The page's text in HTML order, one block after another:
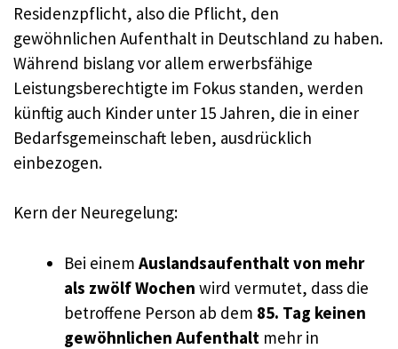
Residenzpflicht, also die Pflicht, den
gewöhnlichen Aufenthalt in Deutschland zu haben.
Während bislang vor allem erwerbsfähige
Leistungsberechtigte im Fokus standen, werden
künftig auch Kinder unter 15 Jahren, die in einer
Bedarfsgemeinschaft leben, ausdrücklich
einbezogen.
Kern der Neuregelung:
Bei einem Auslandsaufenthalt von mehr
als zwölf Wochen wird vermutet, dass die
betroffene Person ab dem 85. Tag keinen
gewöhnlichen Aufenthalt mehr in